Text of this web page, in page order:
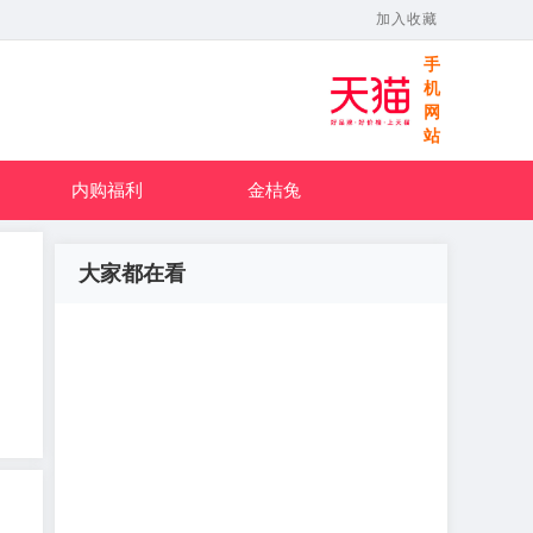
加入收藏
手
机
网
站
内购福利 金桔兔
大家都在看